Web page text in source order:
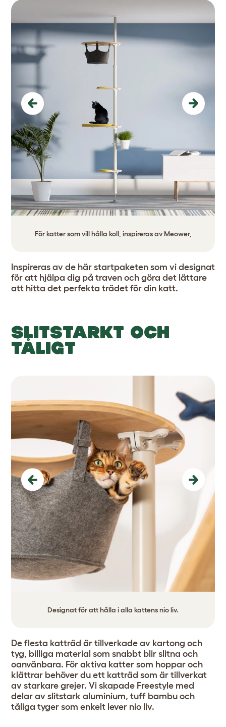
För katter som vill hålla koll, inspireras av Meower,
Previous Next
Inspireras av de här startpaketen som vi designat
för att hjälpa dig på traven och göra det lättare
att hitta det perfekta trädet för din katt.
SLITSTARKT OCH
TÅLIGT
Designat för att hålla i alla kattens nio liv.
Previous Next
De flesta katträd är tillverkade av kartong och
tyg, billiga material som snabbt blir slitna och
oanvänbara. För aktiva katter som hoppar och
klättrar behöver du ett katträd som är tillverkat
av starkare grejer. Vi skapade Freestyle med
delar av slitstark aluminium, tuff bambu och
tåliga tyger som enkelt lever nio liv.